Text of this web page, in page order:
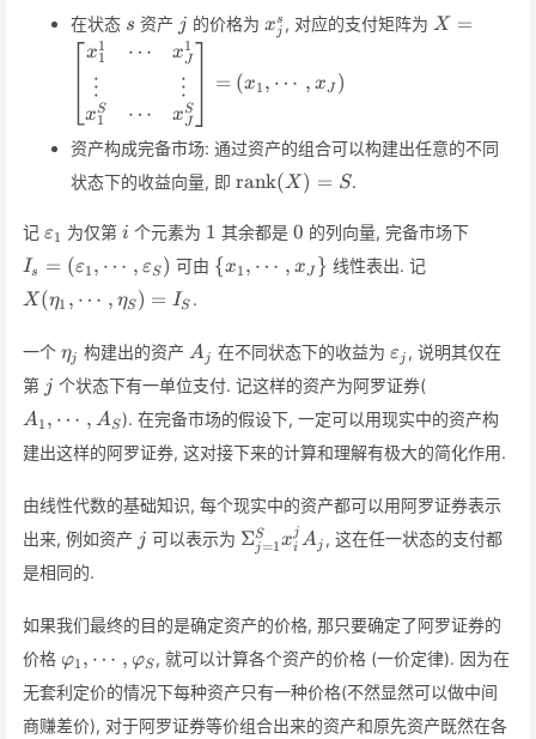
= 1
在状态 s
s 资产 jj 的价格为 x_j^s
xj
s , 对应的支付矩阵为 X = \left[
\cdots &
X =
x1
1
⋮
x1
S
⋯
⋯
xJ
1
⋮
xJ
S
= (x1 , ⋯ , xJ )
资产构成完备市场: 通过资产的组合可以构建出任意的不同
状态下的收益向量, 即 \text{rank}
(X) = S
rank(X) = S.
记 \varepsilon_1
ε1 为仅第 i
i 个元素为 1
1 其余都是 0
0 的列向量, 完备市场下
Is = (ε1 , ⋯ , εS ) 可由 \{x_1,
\cdots,
{x1 , ⋯ , xJ } 线性表出. 记
X(η1 , ⋯ , ηS ) = IS .
一个 \eta_j
ηj 构建出的资产 A_j
Aj 在不同状态下的收益为 \varepsilon_j
εj , 说明其仅在
第 jj 个状态下有一单位支付. 记这样的资产为阿罗证券(A_1,
\cdots
, A_S
A1 , ⋯ , AS ). 在完备市场的假设下, 一定可以用现实中的资产构
建出这样的阿罗证券, 这对接下来的计算和理解有极大的简化作用.
由线性代数的基础知识, 每个现实中的资产都可以用阿罗证券表示
出来, 例如资产 jj 可以表示为 \Sigma_{j
= 1}^S
Σj=1
S xi
jAj , 这在任一状态的支付都
是相同的.
如果我们最终的目的是确定资产的价格, 那只要确定了阿罗证券的
价格 \varphi_1,
\cdots,
\varphi_S
φ1 , ⋯ , φS , 就可以计算各个资产的价格 (一价定律). 因为在
无套利定价的情况下每种资产只有一种价格(不然显然可以做中间
商赚差价), 对于阿罗证券等价组合出来的资产和原先资产既然在各